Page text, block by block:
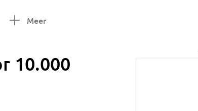
Meer
10.000